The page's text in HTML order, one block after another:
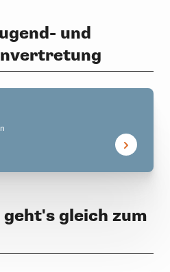
und
gleich zum